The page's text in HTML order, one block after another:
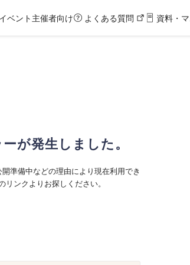
イベント主催者向け よくある質問 資料・
が発生しました。
準備中などの理由により現在利用でき
ンクよりお探しください。